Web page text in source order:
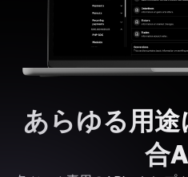
あらゆる用
合